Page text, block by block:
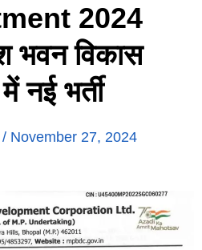
2024
भवन विकास
नई भर्ती
/ November 27, 2024